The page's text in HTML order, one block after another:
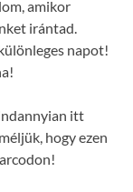
amikor
irántad.
napot!
itt
hogy ezen